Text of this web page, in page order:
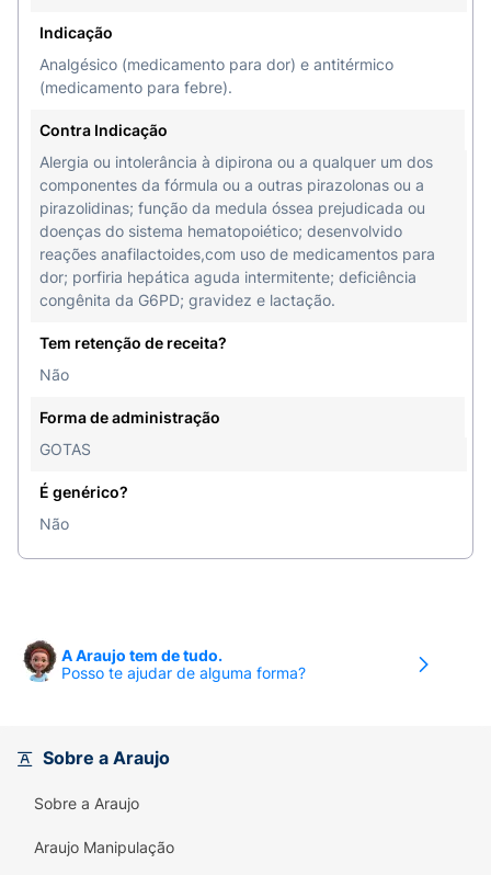
Indicação
Analgésico (medicamento para dor) e antitérmico
(medicamento para febre).
Contra Indicação
Alergia ou intolerância à dipirona ou a qualquer um dos
componentes da fórmula ou a outras pirazolonas ou a
pirazolidinas; função da medula óssea prejudicada ou
doenças do sistema hematopoiético; desenvolvido
reações anafilactoides,com uso de medicamentos para
dor; porfiria hepática aguda intermitente; deficiência
congênita da G6PD; gravidez e lactação.
Tem retenção de receita?
Não
Forma de administração
GOTAS
É genérico?
Não
A Araujo tem de tudo.
Posso te ajudar de alguma forma?
Sobre a Araujo
Sobre a Araujo
Araujo Manipulação